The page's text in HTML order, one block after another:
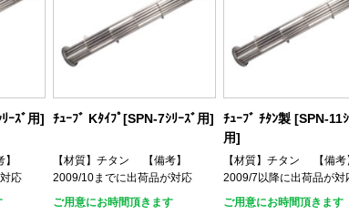
ｰｽﾞ用]
応
ﾁｭｰﾌﾞ Kﾀｲﾌﾟ[SPN-7ｼﾘｰｽﾞ用]
【材質】チタン 【備考】
2009/10までに出荷品が対応
ご用意にお時間頂きます
ﾁｭｰﾌﾞ ﾁﾀﾝ製 [SPN-11ｼ
用]
【材質】チタン 【備考
2009/7以降に出荷品が対
ご用意にお時間頂きます